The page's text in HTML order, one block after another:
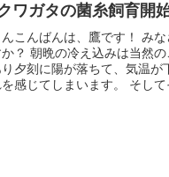
ワガタの菌糸飼育開
こんばんは、鷹です！ み
か？ 朝晩の冷え込みは当然
り夕刻に陽が落ちて、気温
感じてしまいます。 そし